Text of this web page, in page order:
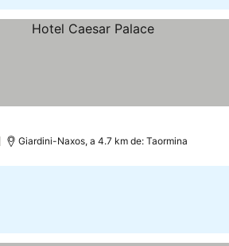
Giardini-Naxos, a 4.7 km de: Taormina